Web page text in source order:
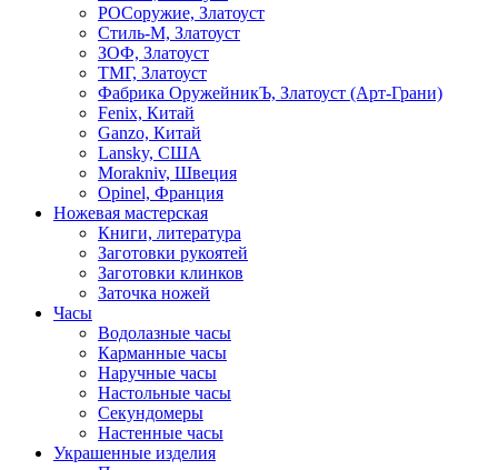
РОСоружие, Златоуст
Стиль-М, Златоуст
ЗОФ, Златоуст
ТМГ, Златоуст
Фабрика ОружейникЪ, Златоуст (Арт-Грани)
Fenix, Китай
Ganzo, Китай
Lansky, США
Morakniv, Швеция
Opinel, Франция
Ножевая мастерская
Книги, литература
Заготовки рукоятей
Заготовки клинков
Заточка ножей
Часы
Водолазные часы
Карманные часы
Наручные часы
Настольные часы
Секундомеры
Настенные часы
Украшенные изделия